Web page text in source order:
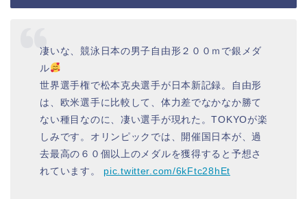
凄いな、競泳日本の男子自由形２００ｍで銀メダ
ル
世界選手権で松本克央選手が日本新記録。自由形
は、欧米選手に比較して、体力差でなかなか勝て
ない種目なのに、凄い選手が現れた。TOKYOが楽
しみです。オリンピックでは、開催国日本が、過
去最高の６０個以上のメダルを獲得すると予想さ
れています。 pic.twitter.com/6kFtc28hEt